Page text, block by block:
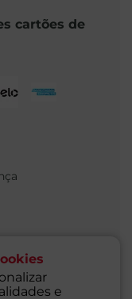
e
cartões de